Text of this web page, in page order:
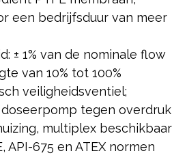
een bedrijfsduur van meer
± 1% van de nominale flow
van 10% tot 100%
veiligheidsventiel;
tegen overdruk
multiplex beschikbaar
API-675 en ATEX normen